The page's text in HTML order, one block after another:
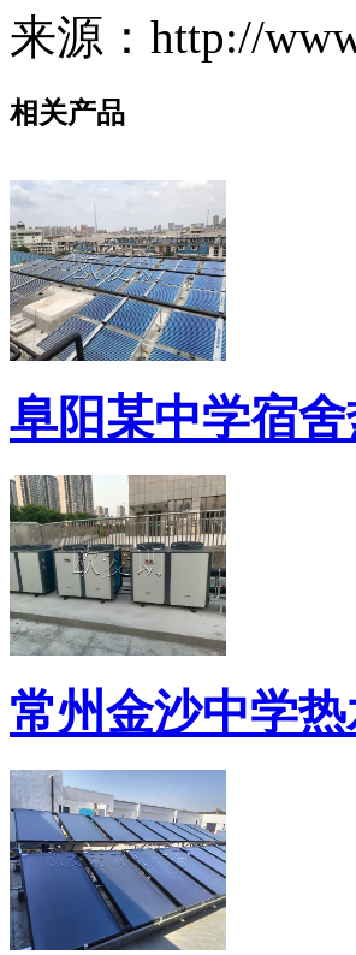
来源：http://
相关产品
阜阳某中学宿
常州金沙中学